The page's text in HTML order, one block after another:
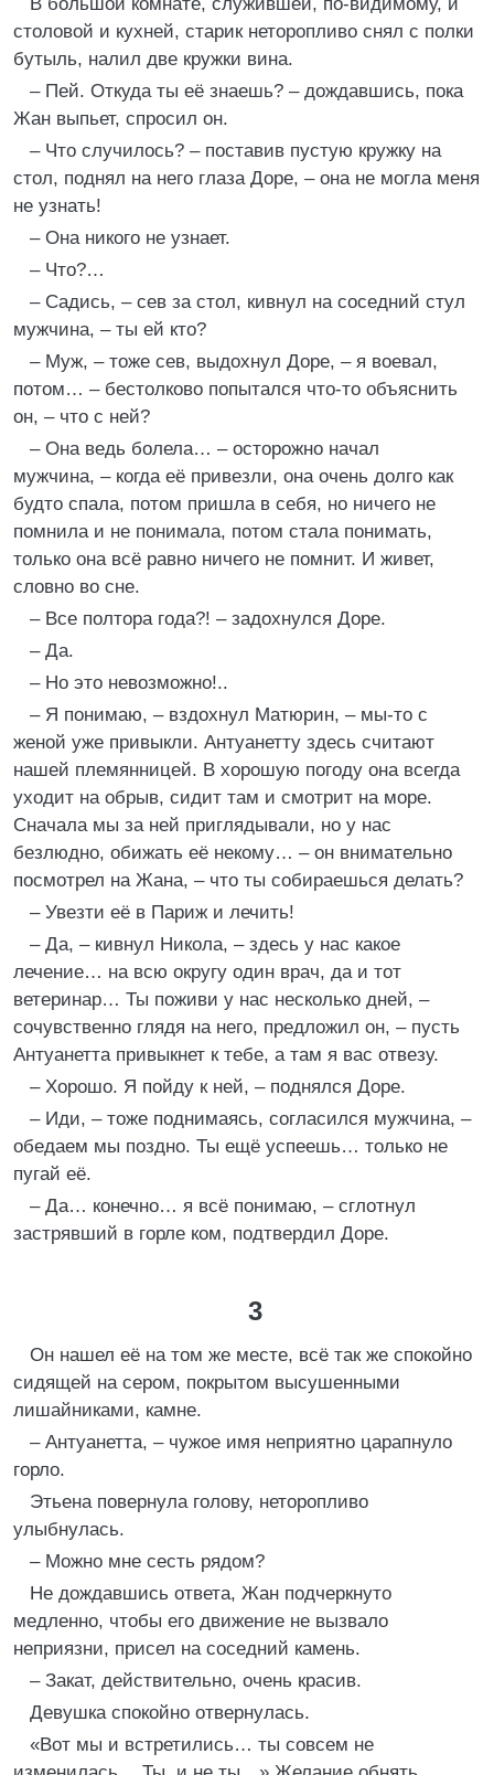
столовой и кухней, старик неторопливо снял с полки
бутыль, налил две кружки вина.
– Пей. Откуда ты её знаешь? – дождавшись, пока
Жан выпьет, спросил он.
– Что случилось? – поставив пустую кружку на
стол, поднял на него глаза Доре, – она не могла меня
не узнать!
– Она никого не узнает.
– Что?…
– Садись, – сев за стол, кивнул на соседний стул
мужчина, – ты ей кто?
– Муж, – тоже сев, выдохнул Доре, – я воевал,
потом… – бестолково попытался что-то объяснить
он, – что с ней?
– Она ведь болела… – осторожно начал
мужчина, – когда её привезли, она очень долго как
будто спала, потом пришла в себя, но ничего не
помнила и не понимала, потом стала понимать,
только она всё равно ничего не помнит. И живет,
словно во сне.
– Все полтора года?! – задохнулся Доре.
– Да.
– Но это невозможно!..
– Я понимаю, – вздохнул Матюрин, – мы-то с
женой уже привыкли. Антуанетту здесь считают
нашей племянницей. В хорошую погоду она всегда
уходит на обрыв, сидит там и смотрит на море.
Сначала мы за ней приглядывали, но у нас
безлюдно, обижать её некому… – он внимательно
посмотрел на Жана, – что ты собираешься делать?
– Увезти её в Париж и лечить!
– Да, – кивнул Никола, – здесь у нас какое
лечение… на всю округу один врач, да и тот
ветеринар… Ты поживи у нас несколько дней, –
сочувственно глядя на него, предложил он, – пусть
Антуанетта привыкнет к тебе, а там я вас отвезу.
– Хорошо. Я пойду к ней, – поднялся Доре.
– Иди, – тоже поднимаясь, согласился мужчина, –
обедаем мы поздно. Ты ещё успеешь… только не
пугай её.
– Да… конечно… я всё понимаю, – сглотнул
застрявший в горле ком, подтвердил Доре.
3
Он нашел её на том же месте, всё так же спокойно
сидящей на сером, покрытом высушенными
лишайниками, камне.
– Антуанетта, – чужое имя неприятно царапнуло
горло.
Этьена повернула голову, неторопливо
улыбнулась.
– Можно мне сесть рядом?
Не дождавшись ответа, Жан подчеркнуто
медленно, чтобы его движение не вызвало
неприязни, присел на соседний камень.
– Закат, действительно, очень красив.
Девушка спокойно отвернулась.
«Вот мы и встретились… ты совсем не